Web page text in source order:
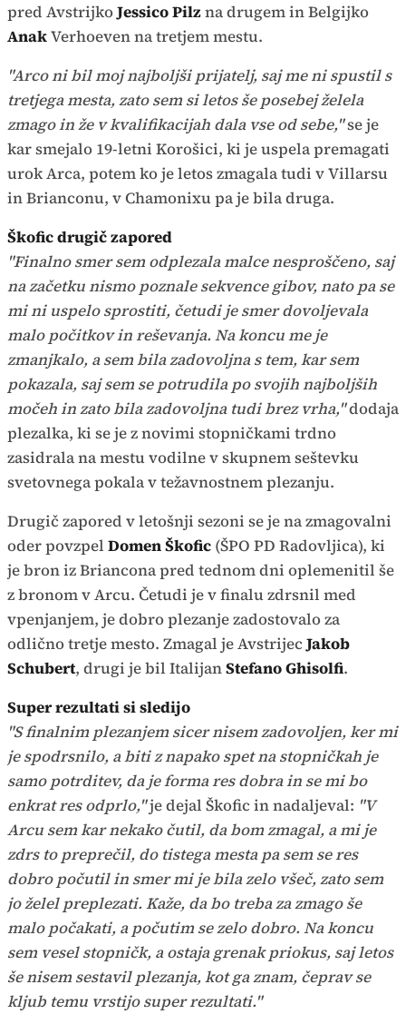
pred AvstrijkoJessico Pilzna drugem in Belgijko
AnakVerhoeven na tretjem mestu.
"Arco ni bil moj najboljši prijatelj, saj me ni spustil s
tretjega mesta, zato sem si letos še posebej želela
zmago in že v kvalifikacijah dala vse od sebe,"se je
kar smejalo 19-letni Korošici, ki je uspela premagati
urok Arca, potem ko je letos zmagala tudi v Villarsu
in Brianconu, v Chamonixu pa je bila druga.
Škofic drugič zapored
"Finalno smer sem odplezala malce nesproščeno, saj
na začetku nismo poznale sekvence gibov, nato pa se
mi ni uspelo sprostiti, četudi je smer dovoljevala
malo počitkov in reševanja. Na koncu me je
zmanjkalo, a sem bila zadovoljna s tem, kar sem
pokazala, saj sem se potrudila po svojih najboljših
močeh in zato bila zadovoljna tudi brez vrha,"dodaja
plezalka, ki se je z novimi stopničkami trdno
zasidrala na mestu vodilne v skupnem seštevku
svetovnega pokala v težavnostnem plezanju.
Drugič zapored v letošnji sezoni se je na zmagovalni
oder povzpel Domen Škofic (ŠPO PD Radovljica), ki
je bron iz Briancona pred tednom dni oplemenitil še
z bronom v Arcu. Četudi je v finalu zdrsnil med
vpenjanjem, je dobro plezanje zadostovalo za
odlično tretje mesto. Zmagal je AvstrijecJakob
Schubert, drugi je bil ItalijanStefanoGhisolfi.
Super rezultati si sledijo
"S finalnim plezanjem sicer nisem zadovoljen, ker mi
je spodrsnilo, a biti z napako spet na stopničkah je
samo potrditev, da je forma res dobra in se mi bo
enkrat res odprlo,"je dejal Škofic in nadaljeval: "V
Arcu sem kar nekako čutil, da bom zmagal, a mi je
zdrs to preprečil, do tistega mesta pa sem se res
dobro počutil in smer mi je bila zelo všeč, zato sem
jo želel preplezati. Kaže, da bo treba za zmago še
malo počakati, a počutim se zelo dobro. Na koncu
sem vesel stopničk, a ostaja grenak priokus, saj letos
še nisem sestavil plezanja, kot ga znam, čeprav se
kljub temu vrstijo super rezultati."